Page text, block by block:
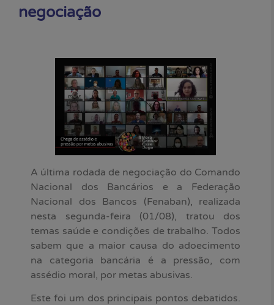
negociação
A última rodada de negociação do Comando
Nacional dos Bancários e a Federação
Nacional dos Bancos (Fenaban), realizada
nesta segunda-feira (01/08), tratou dos
temas saúde e condições de trabalho. Todos
sabem que a maior causa do adoecimento
na categoria bancária é a pressão, com
assédio moral, por metas abusivas.
Este foi um dos principais pontos debatidos.